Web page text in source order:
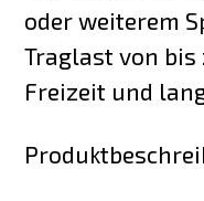
oder weiterem
Traglast von bis
Freizeit und